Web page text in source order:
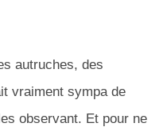
autruches, des
vraiment sympa de
observant. Et pour ne